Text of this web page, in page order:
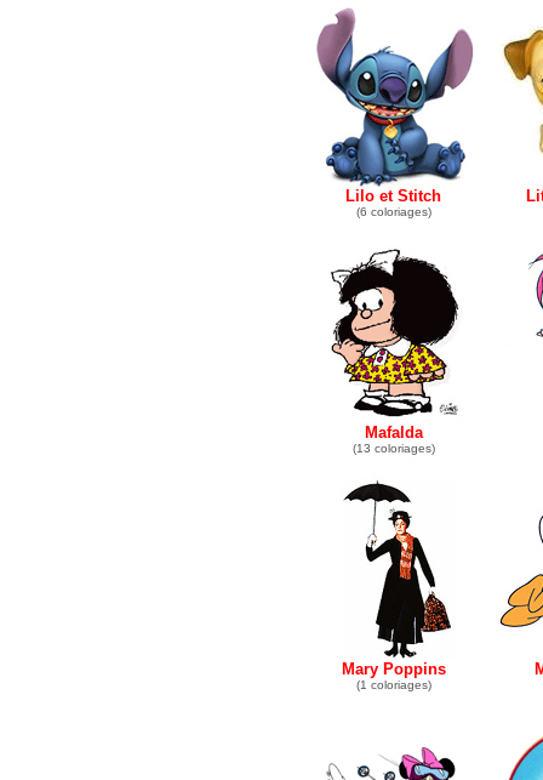
Lilo et Stitch
(6 coloriages)
Mafalda
(13 coloriages)
Mary Poppins
(1 coloriages)